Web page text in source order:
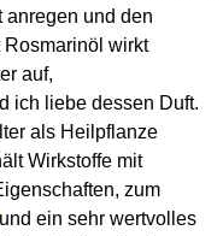
und den
wirkt
auf,
ich liebe dessen Duft.
als Heilpflanze
Wirkstoffe mit
zum
und ein sehr wertvolles